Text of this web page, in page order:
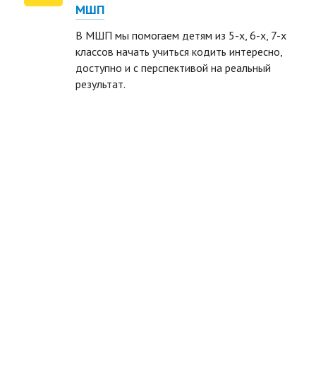
МШП
В МШП мы помогаем детям из 5-х, 6-х, 7-х
классов начать учиться кодить интересно,
доступно и с перспективой на реальный
результат.